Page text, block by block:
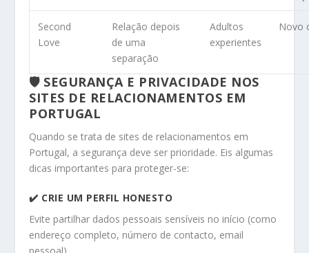
Second
Love
Relação depois
de uma
separação
Adultos
experientes
Novo
🛡️ SEGURANÇA E PRIVACIDADE NOS
SITES DE RELACIONAMENTOS EM
PORTUGAL
Quando se trata de sites de relacionamentos em
Portugal, a segurança deve ser prioridade. Eis algumas
dicas importantes para proteger-se:
✔️ CRIE UM PERFIL HONESTO
Evite partilhar dados pessoais sensíveis no início (como
endereço completo, número de contacto, email
pessoal).